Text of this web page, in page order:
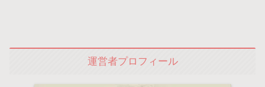
運営者プロフィール